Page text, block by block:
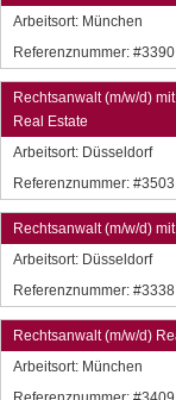
Arbeitsort: München
Referenznummer: #3390
Rechtsanwalt (m/w/d)
Real Estate
Arbeitsort: Düsseldorf
Referenznummer: #3503
Rechtsanwalt (m/w/d)
Arbeitsort: Düsseldorf
Referenznummer: #3338
Rechtsanwalt (m/w/d)
Arbeitsort: München